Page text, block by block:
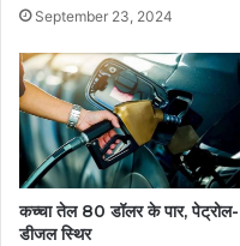
September 23, 2024
कच्चा तेल 80 डॉलर के पार, पेट्रोल-
डीजल ‎स्थिर